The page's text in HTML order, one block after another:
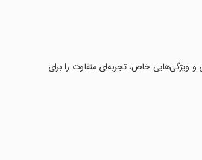
و ویژگی‌هایی خاص، تجربه‌ای متفاوت را برای